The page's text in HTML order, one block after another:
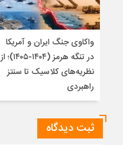
واکاوی جنگ ایران و آمریکا
در تنگه هرمز (۱۴۰۴-۱۴۰۵)؛ از
نظریه‌های کلاسیک تا سنتز
راهبردی
ثبت دیدگاه